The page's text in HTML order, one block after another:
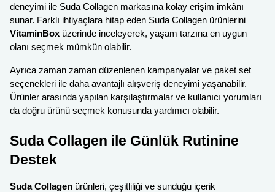
deneyimi ile Suda Collagen markasına kolay erişim imkânı
sunar. Farklı ihtiyaçlara hitap eden Suda Collagen ürünlerini
VitaminBox üzerinde inceleyerek, yaşam tarzına en uygun
olanı seçmek mümkün olabilir.
Ayrıca zaman zaman düzenlenen kampanyalar ve paket set
seçenekleri ile daha avantajlı alışveriş deneyimi yaşanabilir.
Ürünler arasında yapılan karşılaştırmalar ve kullanıcı yorumları
da doğru ürünü seçmek konusunda yardımcı olabilir.
Suda Collagen ile Günlük Rutinine
Destek
Suda Collagen ürünleri, çeşitliliği ve sunduğu içerik